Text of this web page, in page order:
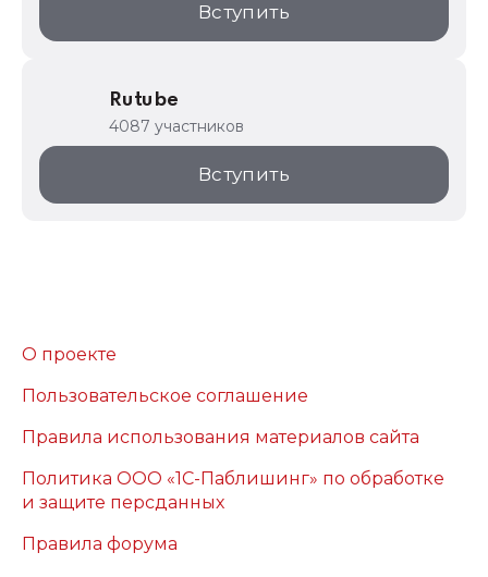
Вступить
Rutube
4087 участников
Вступить
О проекте
Пользовательское соглашение
Правила использования материалов сайта
Политика ООО «1С-Паблишинг» по обработке
и защите персданных
Правила форума